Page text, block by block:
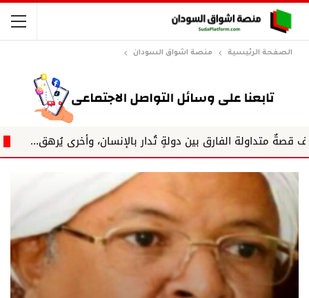
الصفحة الرئيسية منصة اشواق السودان
بين دولةٍ تُدار بالإنسان، وأخرى يُرهق... جلال الدين